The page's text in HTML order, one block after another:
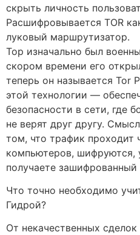
скрыть личность
Расшифровывается TOR
луковый маршрутизатор.
Тор изначально был
скором времени его
теперь он называется Tor
этой технологии —
безопасности в сети, где
не верят друг другу.
том, что трафик проходит
компьютеров, шифруются,
получаете
Что точно необходимо
Гидрой?
От некачественных